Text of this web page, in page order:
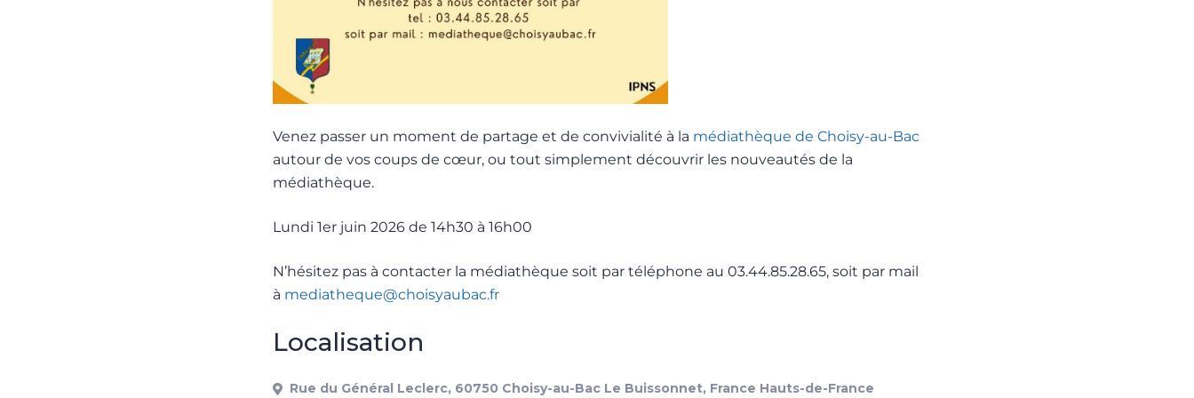
Venez passer un moment de partage et de convivialité à la médiathèque de Choisy-au-Bac
autour de vos coups de cœur, ou tout simplement découvrir les nouveautés de la
médiathèque.
Lundi 1er juin 2026 de 14h30 à 16h00
N’hésitez pas à contacter la médiathèque soit par téléphone au 03.44.85.28.65, soit par mail
à mediatheque@choisyaubac.fr
Localisation
Rue du Général Leclerc, 60750 Choisy-au-Bac Le Buissonnet, France Hauts-de-France